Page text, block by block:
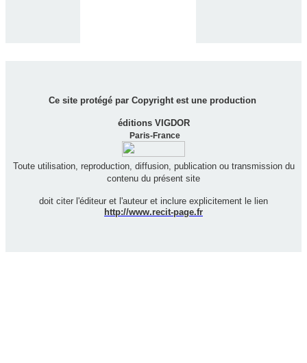
Ce site protégé par Copyright est une production
éditions VIGDOR
Paris-France
Toute utilisation, reproduction, diffusion, publication ou transmission du
contenu du présent site
doit citer l'éditeur et l'auteur et inclure explicitement le lien
http://www.recit-page.fr